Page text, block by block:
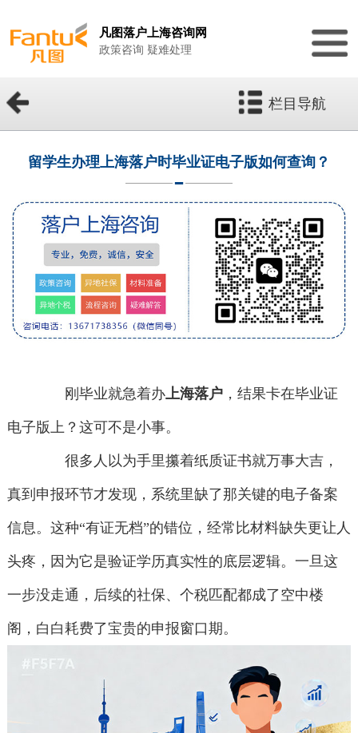
凡图落户上海咨询网
政策咨询 疑难处理
栏目导航
留学生办理上海落户时毕业证电子版如何查询？
刚毕业就急着办上海落户 ，结果卡在毕业证
电子版上？这可不是小事。
很多人以为手里攥着纸质证书就万事大吉，
真到申报环节才发现，系统里缺了那关键的电子备案
信息。这种“有证无档”的错位，经常比材料缺失更让人
头疼，因为它是验证学历真实性的底层逻辑。一旦这
一步没走通，后续的社保、个税匹配都成了空中楼
阁，白白耗费了宝贵的申报窗口期。